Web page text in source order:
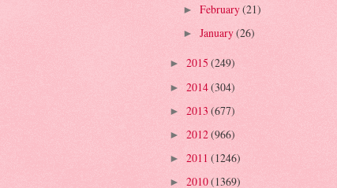
► February(21)
► January(26)
► 2015 (249)
► 2014(304)
► 2013 (677)
► 2012(966)
► 2011 (1246)
► 2010(1369)